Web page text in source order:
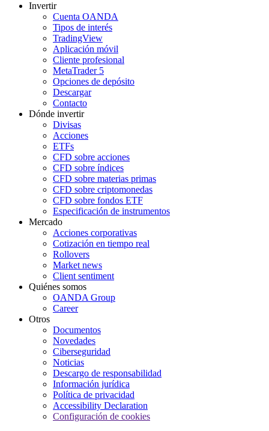
Invertir
Cuenta OANDA
Tipos de interés
TradingView
Aplicación móvil
Cliente profesional
MetaTrader 5
Opciones de depósito
Descargar
Contacto
Dónde invertir
Divisas
Acciones
ETFs
CFD sobre acciones
CFD sobre índices
CFD sobre materias primas
CFD sobre criptomonedas
CFD sobre fondos ETF
Especificación de instrumentos
Mercado
Acciones corporativas
Cotización en tiempo real
Rollovers
Market news
Client sentiment
Quiénes somos
OANDA Group
Career
Otros
Documentos
Novedades
Ciberseguridad
Noticias
Descargo de responsabilidad
Información jurídica
Política de privacidad
Accessibility Declaration
Configuración de cookies